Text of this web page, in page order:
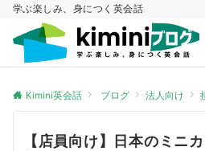
学ぶ楽しみ、身につく英会話
Kimini英会話 ブログ 法人向け
【店員向け】日本のミニ